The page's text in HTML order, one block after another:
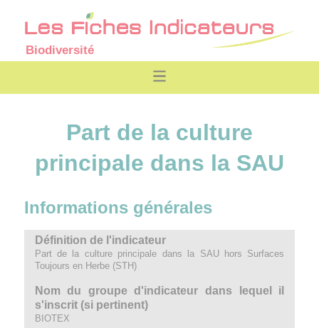
Biodiversité
Part de la culture
principale dans la SAU
Informations générales
Définition de l'indicateur
Part de la culture principale dans la SAU hors Surfaces
Toujours en Herbe (STH)
Nom du groupe d'indicateur dans lequel il
s'inscrit (si pertinent)
BIOTEX